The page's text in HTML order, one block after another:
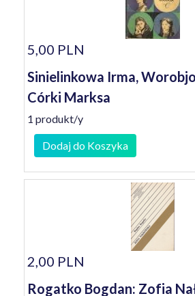
5,00 PLN
Sinielinkowa Irma,
Córki Marksa
1 produkt/y
Dodaj do Koszyka
2,00 PLN
Rogatko Bogdan: Zofia